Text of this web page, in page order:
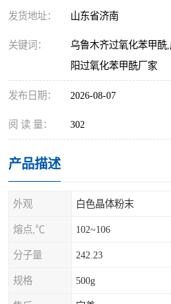
发货地址： 山东省济南
关键词：
乌鲁木齐过氧化苯甲酰
阳过氧化苯甲酰厂家
发布日期： 2026-08-07
阅 读 量： 302
产品描述
外观 白色晶体粉末
熔点,℃ 102~106
分子量 242.23
规格 500g
水处理助剂